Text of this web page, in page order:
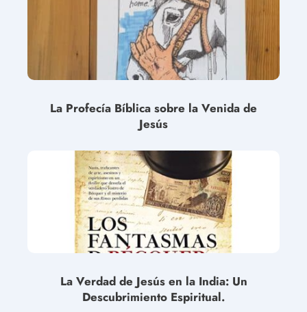
La Profecía Bíblica sobre la Venida de
Jesús
La Verdad de Jesús en la India: Un
Descubrimiento Espiritual.